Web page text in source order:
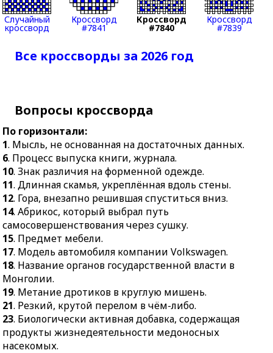
17.Модель автомобиля
компании Volkswagen.
18.Название органов
в Монголии.
21.Резкий, крутой
перелом в чём-либо.
23. Биологически
активная добавка,
содержащая продукты
жизнедеятельности
медоносных насекомых.
24.Маломощный
самолёт.
27.Высокий парадный
венец.
28.Длинная верёвка с
подвижной петлёй на
конце.
31.Символ чистоты в
руках архангела
Гавриила.
шапочка из мягкой
ткани.
Волчий боб.
13.Добыча животных.
16.Шашечная
18.Наука, изучающая
превращения веществ.
20.Путешествие груза
вниз по реке без
двигателя и сожалений.
22.Насыщенная
вода, взбитая пузырями.
24.
вышедший из
употребления.
25.Учреждение для
хранения, ремонта и
Случайный
кроссворд
Кроссворд
#7841
Кроссворд
#7840
Кроссворд
#7839
Все кроссворды за 2026 год
Вопросы кроссворда
По горизонтали:
1. Мысль, не основанная на достаточных данных.
6. Процесс выпуска книги, журнала.
10. Знак различия на форменной одежде.
11. Длинная скамья, укреплённая вдоль стены.
12. Гора, внезапно решившая спуститься вниз.
14. Абрикос, который выбрал путь
самосовершенствования через сушку.
15. Предмет мебели.
17. Модель автомобиля компании Volkswagen.
18. Название органов государственной власти в
Монголии.
19. Метание дротиков в круглую мишень.
21. Резкий, крутой перелом в чём-либо.
23. Биологически активная добавка, содержащая
продукты жизнедеятельности медоносных
насекомых.